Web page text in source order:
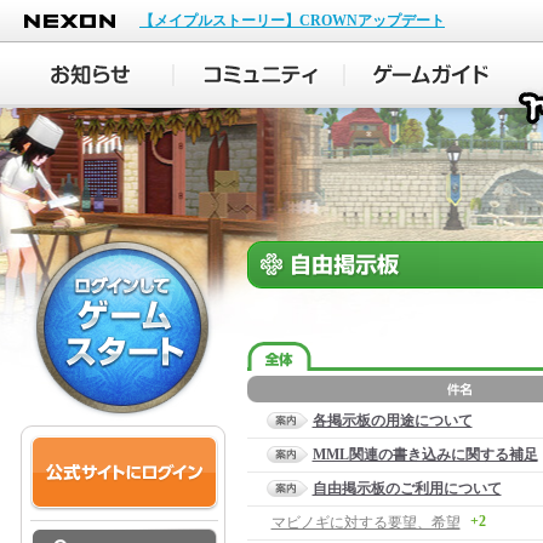
NEXON
【メイプルストーリー】CROWNアップデート
各掲示板の用途について
MML関連の書き込みに関する補足
自由掲示板のご利用について
マビノギに対する要望、希望
+2